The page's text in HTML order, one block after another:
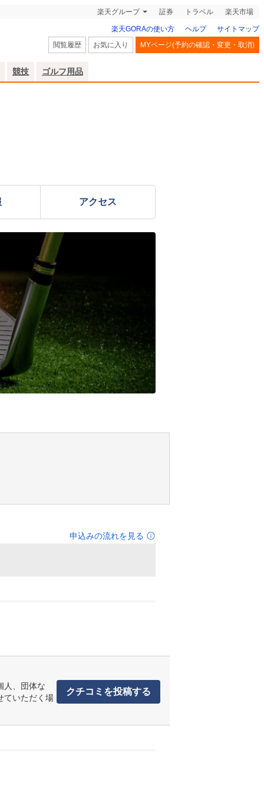
楽天グループ 証券 トラベル 楽天市場
楽天GORAの使い方 ヘルプ
サイトマップ
閲覧履歴
お気に入り MYページ(予約の確認・変更・取消)
競技 ゴルフ用品
アクセス
申込みの流れを見る
人、団体な
ていただく場
クチコミを投稿する